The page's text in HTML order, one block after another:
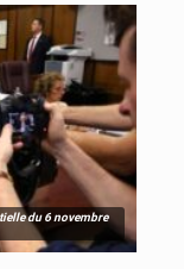
du 6 novembre